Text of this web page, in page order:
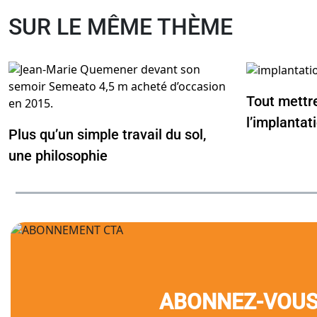
SUR LE MÊME THÈME
Plus qu’un simple travail du sol,
une philosophie
Tout
ABONNEZ-